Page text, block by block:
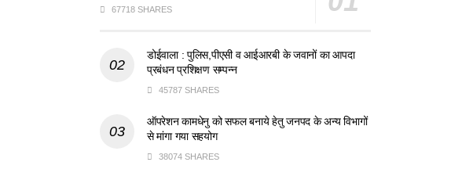
67718 SHARES
डोईवाला : पुलिस,पीएसी व आईआरबी के जवानों का आपदा
प्रबंधन प्रशिक्षण सम्पन्न
45787 SHARES
ऑपरेशन कामधेनु को सफल बनाये हेतु जनपद के अन्य विभागों
से मांगा गया सहयोग
38074 SHARES